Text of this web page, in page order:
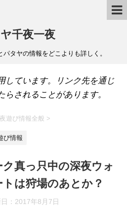
千夜一夜
タヤの情報をどこよりも詳しく。
しています。リンク先を通じ
らされることがあります。
遊び情報全般 >
び情報
真っ只中の深夜ウォ
は狩場のあとか？
： 2017年8月7日